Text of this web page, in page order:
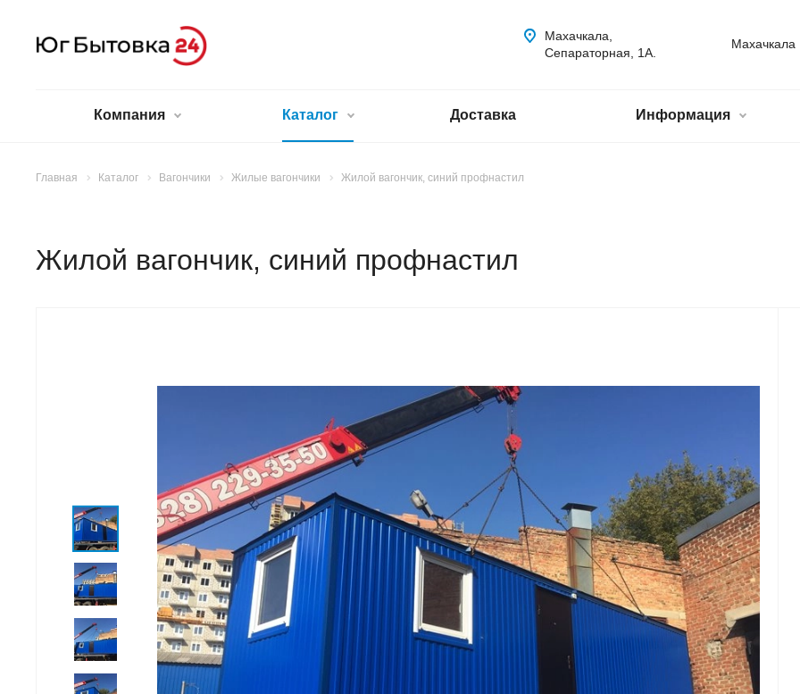
Махачкала
Махачкала,
Сепараторная, 1А.
Компания Каталог Доставка Информация
Главная Каталог Вагончики Жилые вагончики Жилой вагончик, синий профнастил
Жилой вагончик, синий профнастил